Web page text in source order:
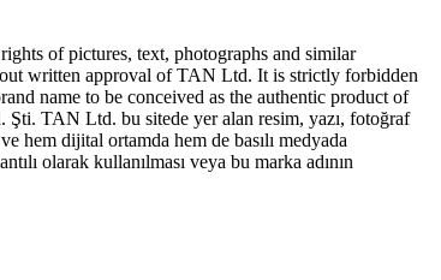
of pictures, text, photographs and similar
written approval of TAN Ltd. It is strictly forbidden
name to be conceived as the authentic product of
Şti. TAN Ltd. bu sitede yer alan resim, yazı, fotoğraf
hem dijital ortamda hem de basılı medyada
olarak kullanılması veya bu marka adının